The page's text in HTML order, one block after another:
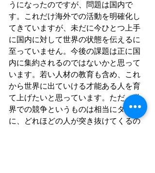
うになったのですが、問題は国内で
す。これだけ海外での活動を明確化し
てきていますが、未だに今ひとつ上手
に国内に対して世界の状態を伝えるに
至っていません。今後の課題は正に国
内に集約されるのではないかと思って
います。若い人材の教育も含め、これ
から世界に出ていける才能ある人を育
て上げたいと思っています。ただ、世
界での競争というものは相当にタフ故
に、どれほどの人が突き抜けてくるの